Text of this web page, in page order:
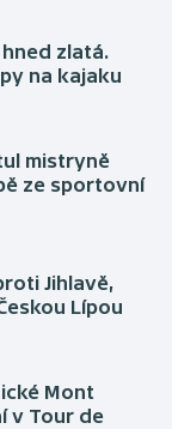
zlatá.
na kajaku
mistryně
ze sportovní
Jihlavě,
Lípou
Mont
v Tour de